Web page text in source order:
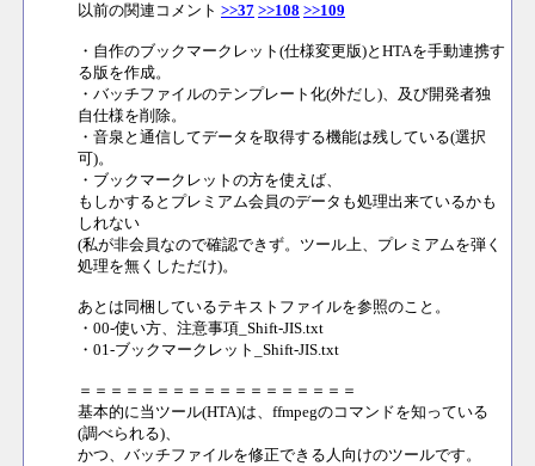
以前の関連コメント >>37 >>108 >>109
・自作のブックマークレット(仕様変更版)とHTAを手動連携す
る版を作成。
・バッチファイルのテンプレート化(外だし)、及び開発者独
自仕様を削除。
・音泉と通信してデータを取得する機能は残している(選択
可)。
・ブックマークレットの方を使えば、
もしかするとプレミアム会員のデータも処理出来ているかも
しれない
(私が非会員なので確認できず。ツール上、プレミアムを弾く
処理を無くしただけ)。
あとは同梱しているテキストファイルを参照のこと。
・00-使い方、注意事項_Shift-JIS.txt
・01-ブックマークレット_Shift-JIS.txt
＝＝＝＝＝＝＝＝＝＝＝＝＝＝＝＝＝＝
基本的に当ツール(HTA)は、ffmpegのコマンドを知っている
(調べられる)、
かつ、バッチファイルを修正できる人向けのツールです。